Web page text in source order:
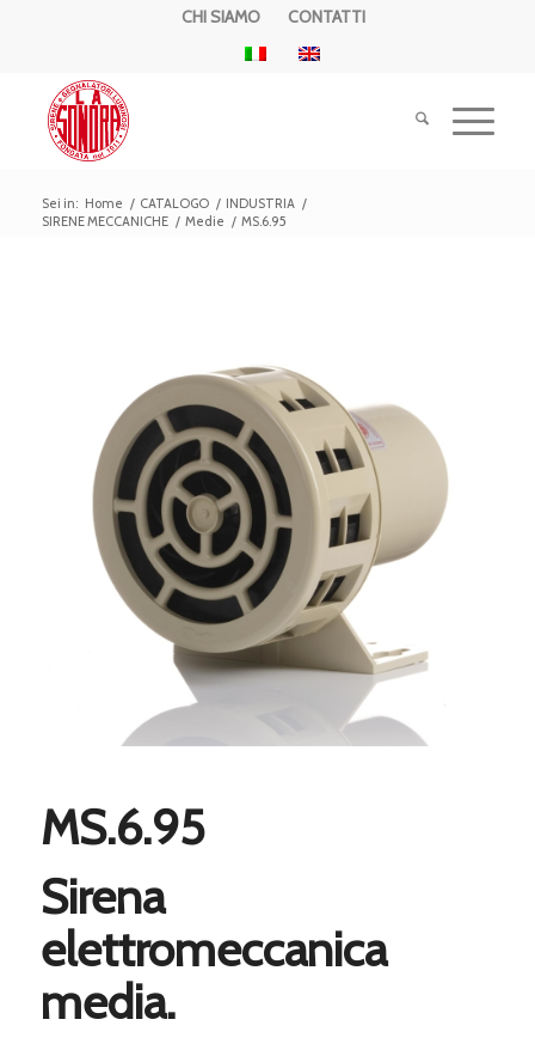
CHI SIAMO CONTATTI
Sei in: Home / CATALOGO / INDUSTRIA /
SIRENE MECCANICHE / Medie / MS.6.95
MS.6.95
Sirena
elettromeccanica
media.